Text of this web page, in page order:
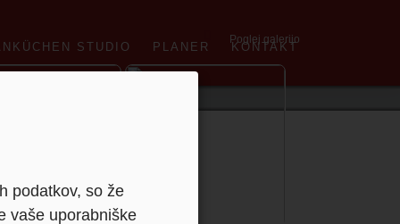
STUDIO PLANER KONTAKT
Poglej galerijo
podatkov, so že
vaše uporabniške